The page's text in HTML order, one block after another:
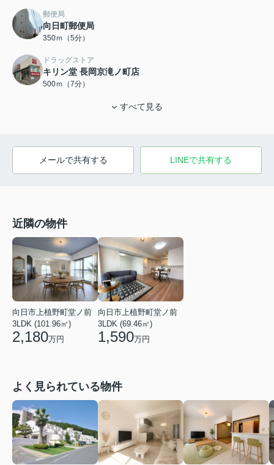
郵便局
向日町郵便局
350ｍ（5分）
ドラッグストア
キリン堂 長岡京滝ノ町店
500ｍ（7分）
すべて見る
メールで共有する LINEで共有する
近隣の物件
向日市上植野町堂ノ前
3LDK (101.96㎡)
2,180万円
向日市上植野町堂ノ前
3LDK (69.46㎡)
1,590万円
よく見られている物件